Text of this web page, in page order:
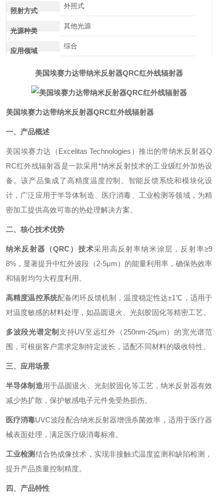
照射方式
外照式
光源种类
其他光源
应用领域
综合
美国埃赛力达带纳米反射器QRC红外线辐射器
美国埃赛力达带纳米反射器QRC红外线辐射器
一、产品概述
美国埃赛力达（Excelitas Technologies）推出的带纳米反射器Q
RC红外线辐射器是一款采用*纳米反射技术的工业级红外加热设
备。该产品集成了高精度温度控制、智能反馈系统和模块化设
计，广泛应用于半导体制造、医疗消毒、工业检测等领域，为精
密加工提供高效可靠的热处理解决方案。
二、核心技术优势
纳米反射器（QRC）技术采用高反射率纳米涂层，反射率≥9
8%，显著提升中红外波段（2-5μm）的能量利用率，确保热效率
和辐射均匀大程度利用。
高精度温控系统配备闭环反馈机制，温度稳定性达±1℃，适用于
对温度敏感的材料处理，如晶圆退火、光刻胶固化等精密工艺。
多波段光谱定制 支持UV至远红外（250nm-25μm）的宽光谱范
围，可根据客户需求定制特定波长，适配不同材料的吸收特性。
三、应用场景
半导体制造用于晶圆退火、光刻胶固化等工艺，纳米反射器有效
减少热扩散，保护敏感电子元件免受热损伤。
医疗消毒UVC波段配合纳米反射器增强杀菌效率，适用于医疗器
械表面处理，满足医疗级消毒标准。
工业检测 结合热成像技术，实现非接触式温度监测和缺陷检测，
提升产品质量控制精度。
四、产品特性